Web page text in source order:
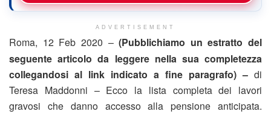
ADVERTISEMENT
Roma, 12 Feb 2020 –(Pubblichiamo un estratto del
seguente articolo da leggere nella sua completezza
collegandosi al link indicato a fine paragrafo) – di
Teresa Maddonni – Ecco la lista completa dei lavori
gravosi che danno accesso alla pensione anticipata.